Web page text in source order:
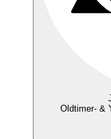
Oldtimer- &